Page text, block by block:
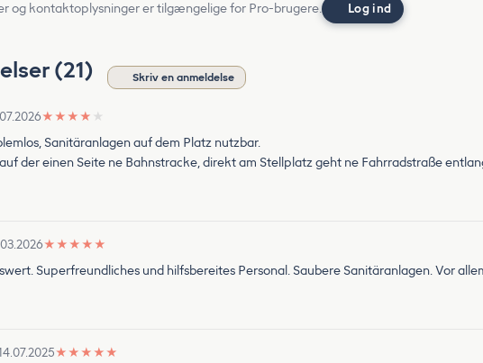
og kontaktoplysninger er tilgængelige for Pro-brugere. Log ind
(21) Skriv en anmeldelse
★ ★ ★ ★ ★
Sanitäranlagen auf dem Platz nutzbar.
der einen Seite ne Bahnstracke, direkt am Stellplatz geht ne Fahrradstraße
★ ★ ★ ★ ★
Superfreundliches und hilfsbereites Personal. Saubere Sanitäranlagen. Vor
★ ★ ★ ★ ★